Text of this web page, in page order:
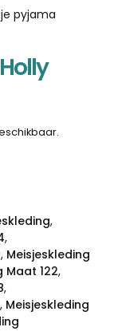
pyjama
,
,
, Meisjeskleding
Maat 122,
,
, Meisjeskleding